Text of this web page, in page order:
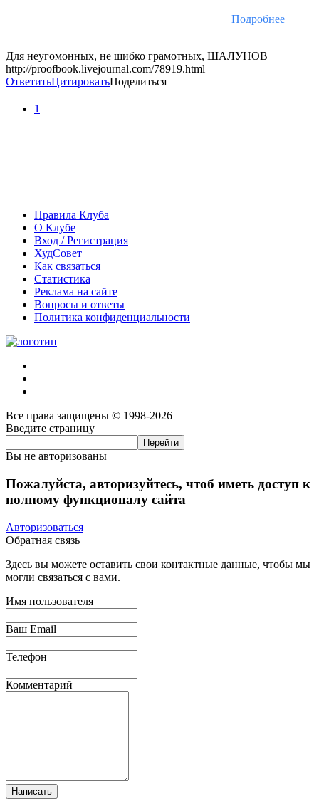
Подробнее
Для неугомонных, не шибко грамотных, ШАЛУНОВ
http://proofbook.livejournal.com/78919.html
ОтветитьЦитироватьПоделиться
1
Правила Клуба
О Клубе
Вход / Регистрация
ХудСовет
Как связаться
Статистика
Реклама на сайте
Вопросы и ответы
Политика конфиденциальности
Все права защищены © 1998-2026
Введите страницу
Вы не авторизованы
Пожалуйста, авторизуйтесь, чтоб иметь доступ к
полному функционалу сайта
Авторизоваться
Обратная связь
Здесь вы можете оставить свои контактные данные, чтобы мы
могли связаться с вами.
Имя пользователя
Ваш Email
Телефон
Комментарий
Написать